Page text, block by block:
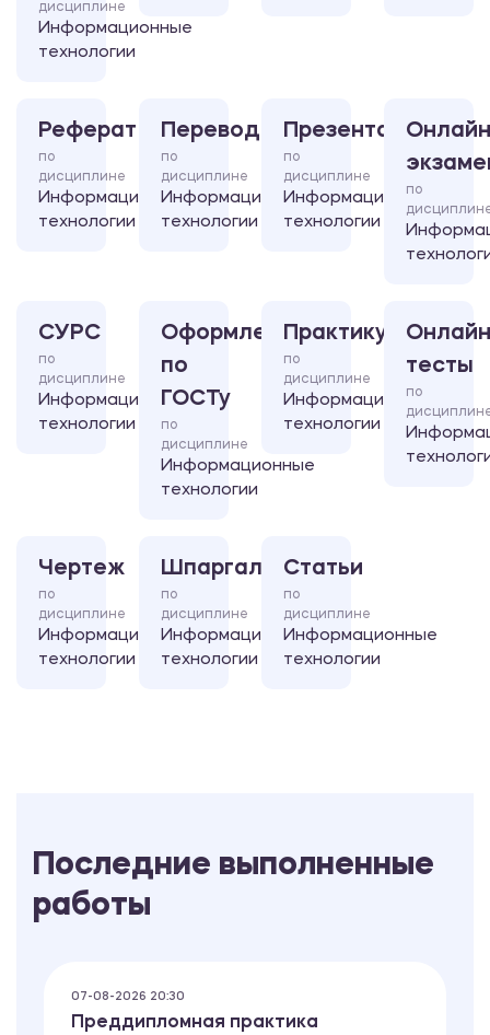
дисциплине
Информационные
технологии
Реферат
по
дисциплине
Информационные
технологии
Перевод
по
дисциплине
Информационные
технологии
Презентация
по
дисциплине
Информационные
технологии
по
СУРС
по
дисциплине
Информационные
технологии
Оформление
по
ГОСТу
по
дисциплине
Информационные
технологии
Практикум
по
дисциплине
Информационные
технологии
тесты
по
Чертеж
по
дисциплине
Информационные
технологии
Шпаргалка
по
дисциплине
Информационные
технологии
Статьи
по
дисциплине
Информационные
технологии
Последние выполненные
работы
07-08-2026 20:30
Преддипломная практика